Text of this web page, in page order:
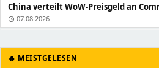
China verteilt WoW-Preisgeld an
schedule 07.08.2026
🔥 MEISTGELESEN